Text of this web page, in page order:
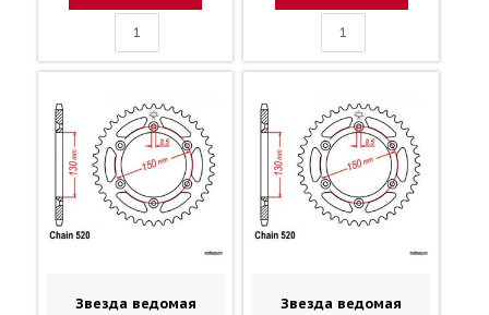
Звезда ведомая Звезда ведомая